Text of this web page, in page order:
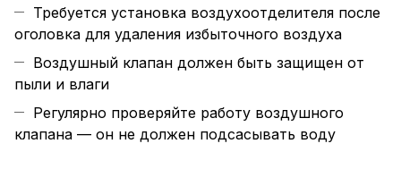
Требуется установка воздухоотделителя после
оголовка для удаления избыточного воздуха
Воздушный клапан должен быть защищен от
пыли и влаги
Регулярно проверяйте работу воздушного
клапана — он не должен подсасывать воду